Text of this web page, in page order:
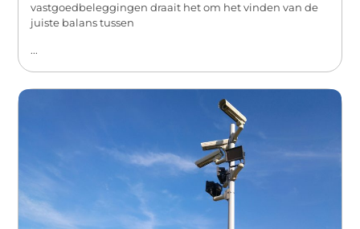
vastgoedbeleggingen draait het om het vinden van de
juiste balans tussen
...